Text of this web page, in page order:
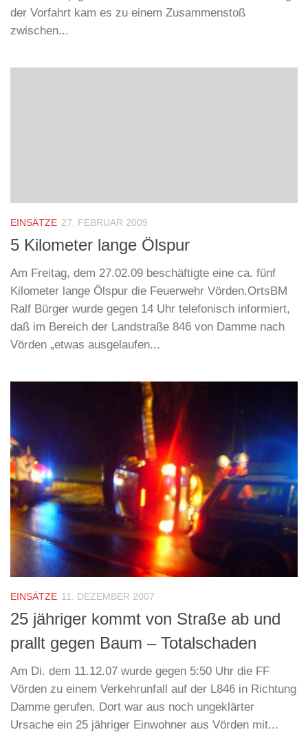
der Vorfahrt kam es zu einem Zusammenstoß
zwischen...
EINSÄTZE 27. FEBRUAR 2009
5 Kilometer lange Ölspur
Am Freitag, dem 27.02.09 beschäftigte eine ca. fünf
Kilometer lange Ölspur die Feuerwehr Vörden.OrtsBM
Ralf Bürger wurde gegen 14 Uhr telefonisch informiert,
daß im Bereich der Landstraße 846 von Damme nach
Vörden „etwas ausgelaufen...
EINSÄTZE 11. DEZEMBER 2007
25 jähriger kommt von Straße ab und
prallt gegen Baum – Totalschaden
Am Di. dem 11.12.07 wurde gegen 5:50 Uhr die FF
Vörden zu einem Verkehrunfall auf der L846 in Richtung
Damme gerufen. Dort war aus noch ungeklärter
Ursache ein 25 jähriger Einwohner aus Vörden mit...